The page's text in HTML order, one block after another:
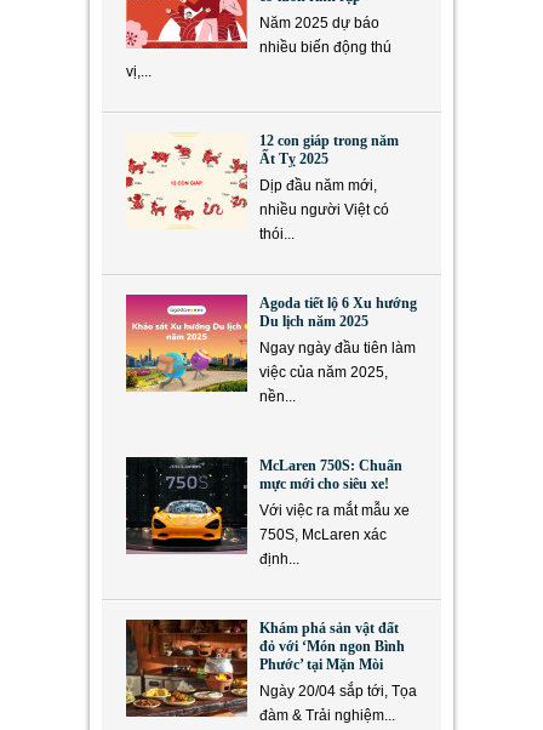
Năm 2025 dự báo
nhiều biến động thú
vị,...
12 con giáp trong năm
Ất Tỵ 2025
Dịp đầu năm mới,
nhiều người Việt có
thói...
Agoda tiết lộ 6 Xu hướng
Du lịch năm 2025
Ngay ngày đầu tiên làm
việc của năm 2025,
nền...
McLaren 750S: Chuẩn
mực mới cho siêu xe!
Với việc ra mắt mẫu xe
750S, McLaren xác
định...
Khám phá sản vật đất
đỏ với ‘Món ngon Bình
Phước’ tại Mặn Mòi
Ngày 20/04 sắp tới, Tọa
đàm & Trải nghiệm...